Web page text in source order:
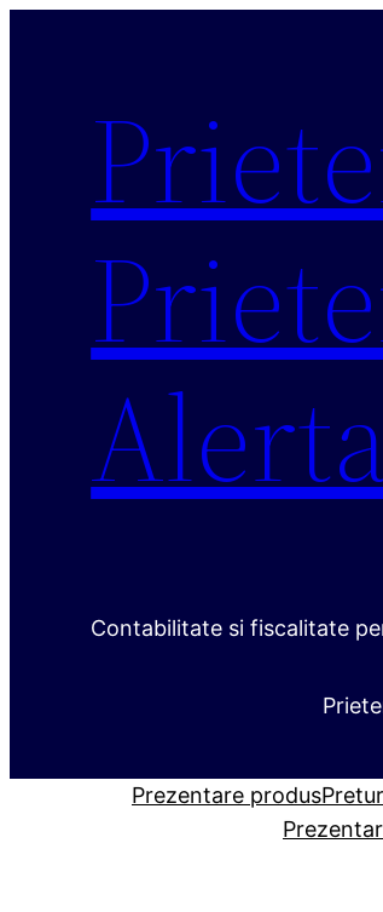
Contabilitate si fiscalitate
Prezentare produs